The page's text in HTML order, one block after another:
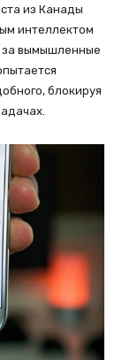
из Канады
интеллектом
за вымышленные
блокируя